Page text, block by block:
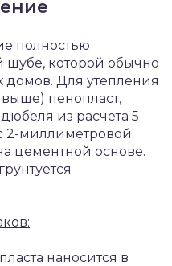
полностью
шубе, которой обычно
Для утепления
пенопласт,
из расчета 5
2-миллиметровой
цементной основе.
наносится в